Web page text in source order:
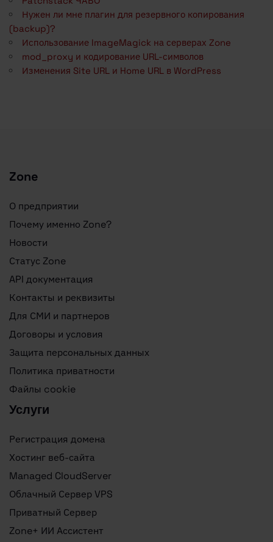
Нужен ли мне плагин для резервного копирования
(backup)?
Использование ImageMagick на серверах Zone
mod_proxy и кодирование URL-символов
Изменения Site URL и Home URL в WordPress
Zone
О предприятии
Почему именно Zone?
Новости
Статус Zone
API документация
Контакты и реквизиты
Для СМИ и партнеров
Договоры и условия
Защита персональных данных
Политика приватности
Файлы cookie
Услуги
Регистрация домена
Хостинг веб-сайта
Managed CloudServer
Облачный Сервер VPS
Приватный Сервер
Zone+ ИИ Ассистент